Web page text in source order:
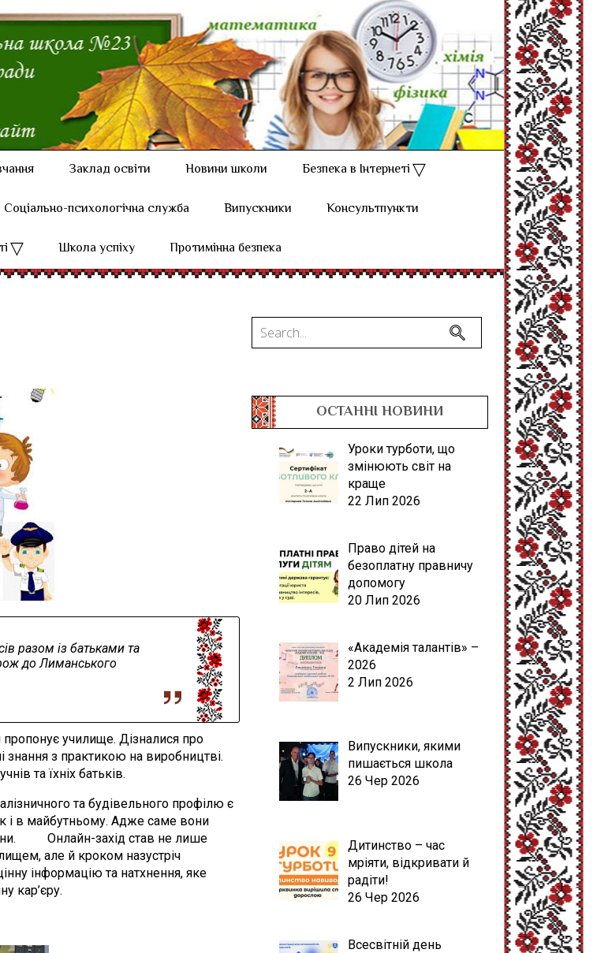
Заклад освіти Новини школи
Безпека в Інтернеті
Соціально-психологічна служба Випускники
Консультпункти
Школа успіху Протимінна безпека
разом із батьками та
до Лиманського
училище. Дізналися про
знання з практикою на виробництві.
та їхніх батьків.
та будівельного профілю є
і в майбутньому. Адже саме вони
Онлайн-захід став не лише
але й кроком назустріч
інформацію та натхнення, яке
кар’єру.
ОСТАННІ НОВИНИ
Уроки турботи, що
змінюють світ на
краще
22 Лип 2026
Право дітей на
безоплатну правничу
допомогу
20 Лип 2026
«Академія талантів» –
2026
2 Лип 2026
Випускники, якими
пишається школа
26 Чер 2026
Дитинство – час
мріяти, відкривати й
радіти!
26 Чер 2026
Всесвітній день